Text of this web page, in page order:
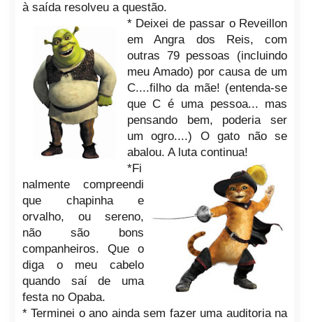
à saída resolveu a questão.
* Deixei de passar o Reveillon
em Angra dos Reis, com
outras 79 pessoas (incluindo
meu Amado) por causa de um
C....filho da mãe! (entenda-se
que C é uma pessoa... mas
pensando bem, poderia ser
um ogro....) O gato não se
abalou. A luta continua!
*Fi
nalmente compreendi
que chapinha e
orvalho, ou sereno,
não são bons
companheiros. Que o
diga o meu cabelo
quando saí de uma
festa no Opaba.
* Terminei o ano ainda sem fazer uma auditoria na